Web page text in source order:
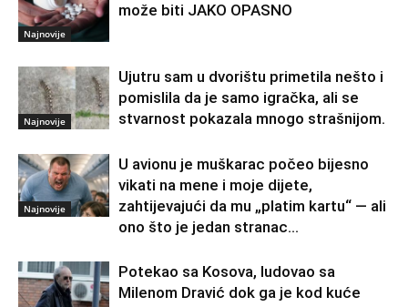
Najnovije
može biti JAKO OPASNO
Najnovije
Ujutru sam u dvorištu primetila nešto i
pomislila da je samo igračka, ali se
stvarnost pokazala mnogo strašnijom.
Najnovije
U avionu je muškarac počeo bijesno
vikati na mene i moje dijete,
zahtijevajući da mu „platim kartu“ — ali
ono što je jedan stranac...
Potekao sa Kosova, ludovao sa
Milenom Dravić dok ga je kod kuće